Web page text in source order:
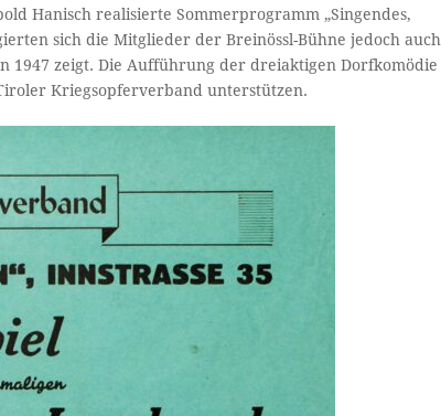
Hanisch realisierte Sommerprogramm „Singendes,
sich die Mitglieder der Breinössl-Bühne jedoch auch
1947 zeigt. Die Aufführung der dreiaktigen Dorfkomödie
Kriegsopferverband unterstützen.